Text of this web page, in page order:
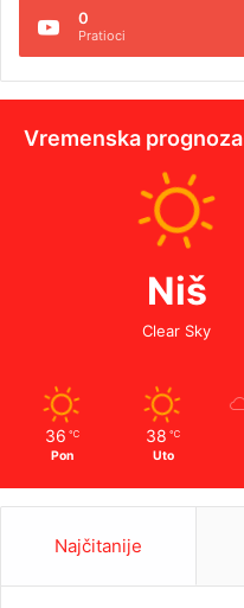
0
Pratioci
Vremenska prognoza
Niš
Clear Sky
36 ℃
Pon
38 ℃
Uto
Najčitanije